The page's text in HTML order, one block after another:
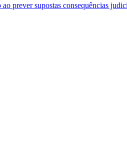
prever supostas consequências